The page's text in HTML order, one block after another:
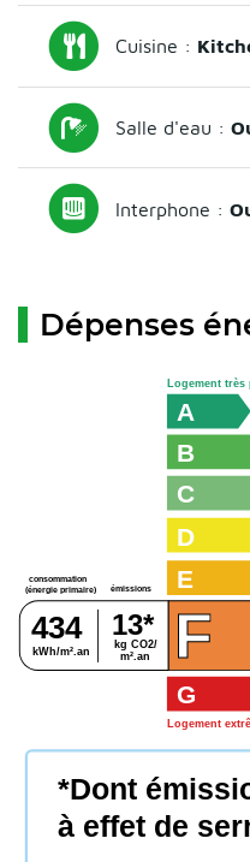
Cuisine :
Salle d'eau :
Interphone :
Dépenses
consommation
(énergie primaire) émissions
kg CO2/
m².an
kWh/m².an
434 13*
G
Logement
F
E
D
C
B
A
Logement
*Dont
à effet de